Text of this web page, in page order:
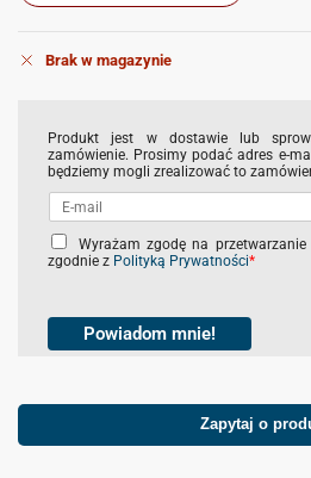
Brak w magazynie
Produkt jest w dostawie lub
zamówienie. Prosimy podać adres e-
będziemy mogli zrealizować to
C
h
b
x
s
Wyrażam zgodę na
zgodnie z Polityką Prywatności*
Powiadom mnie!
Zapytaj o